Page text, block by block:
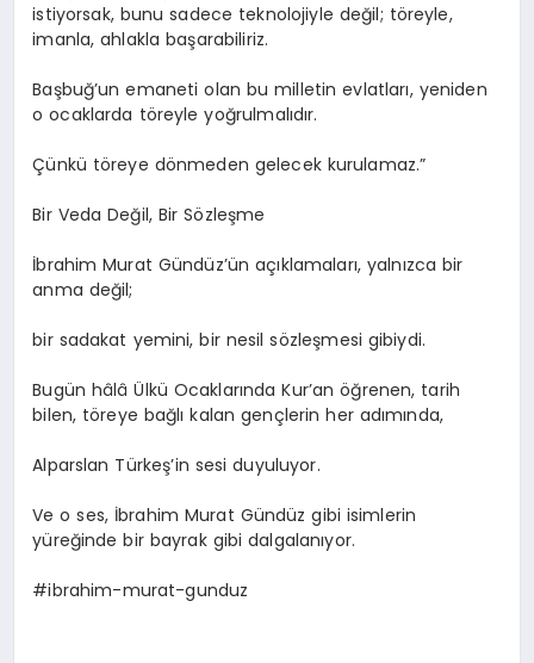
istiyorsak, bunu sadece teknolojiyle değil; töreyle,
imanla, ahlakla başarabiliriz.
Başbuğ’un emaneti olan bu milletin evlatları, yeniden
o ocaklarda töreyle yoğrulmalıdır.
Çünkü töreye dönmeden gelecek kurulamaz.”
Bir Veda Değil, Bir Sözleşme
İbrahim Murat Gündüz’ün açıklamaları, yalnızca bir
anma değil;
bir sadakat yemini, bir nesil sözleşmesi gibiydi.
Bugün hâlâ Ülkü Ocaklarında Kur’an öğrenen, tarih
bilen, töreye bağlı kalan gençlerin her adımında,
Alparslan Türkeş’in sesi duyuluyor.
Ve o ses, İbrahim Murat Gündüz gibi isimlerin
yüreğinde bir bayrak gibi dalgalanıyor.
#ibrahim-murat-gunduz